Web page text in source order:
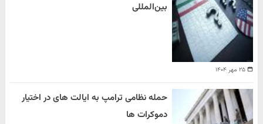
۲۵ مهر ۱۴۰۴
بین‌المللی
حمله نظامی ترامپ به ایالت های در اختیار
دموکرات ها